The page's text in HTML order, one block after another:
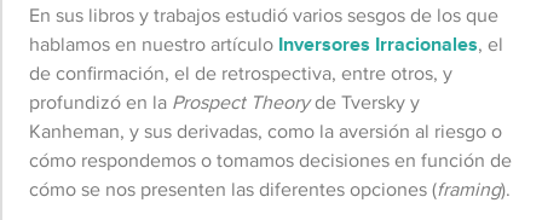
En sus libros y trabajos estudió varios sesgos de los que
hablamos en nuestro artículo Inversores Irracionales, el
de confirmación, el de retrospectiva, entre otros, y
profundizó en la Prospect Theoryde Tversky y
Kanheman, y sus derivadas, como la aversión al riesgo o
cómo respondemos o tomamos decisiones en función de
cómo se nos presenten las diferentes opciones (framing).